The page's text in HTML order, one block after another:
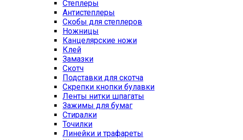
Степлеры
Антистеплеры
Скобы для степлеров
Ножницы
Канцелярские ножи
Клей
Замазки
Скотч
Подставки для скотча
Скрепки кнопки булавки
Ленты нитки шпагаты
Зажимы для бумаг
Стиралки
Точилки
Линейки и трафареты